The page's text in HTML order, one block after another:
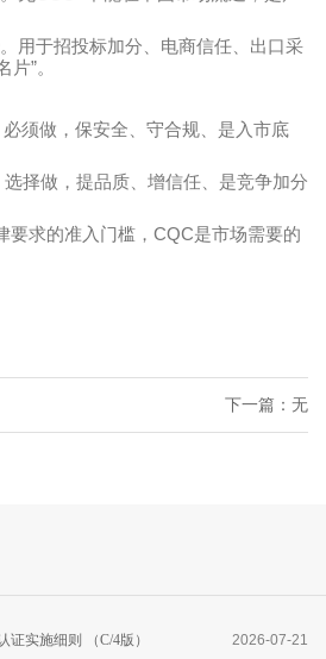
用于招投标加分、电商信任、出口采
片”。
必须做，保安全、守合规、是入市底
选择做，提品质、增信任、是竞争加分
要求的准入门槛， CQC是市场需要的
下一篇：无
实施细则 （C/4版） 2026-07-21